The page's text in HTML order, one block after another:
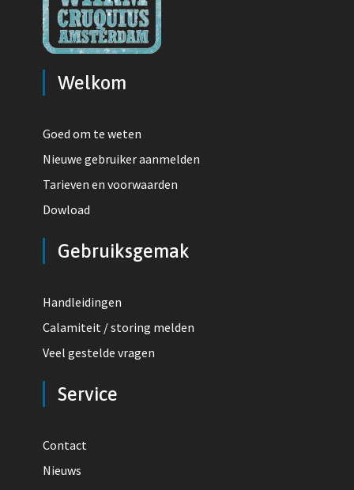
Welkom
Goed om te weten
Nieuwe gebruiker aanmelden
Tarieven en voorwaarden
Dowload
Gebruiksgemak
Handleidingen
Calamiteit / storing melden
Veel gestelde vragen
Service
Contact
Nieuws